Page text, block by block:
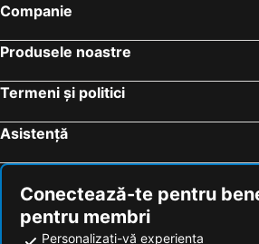
Companie
Produsele noastre
Termeni și politici
Asistență
Conectează-te pentru
pentru membri
Personalizați-vă experiența